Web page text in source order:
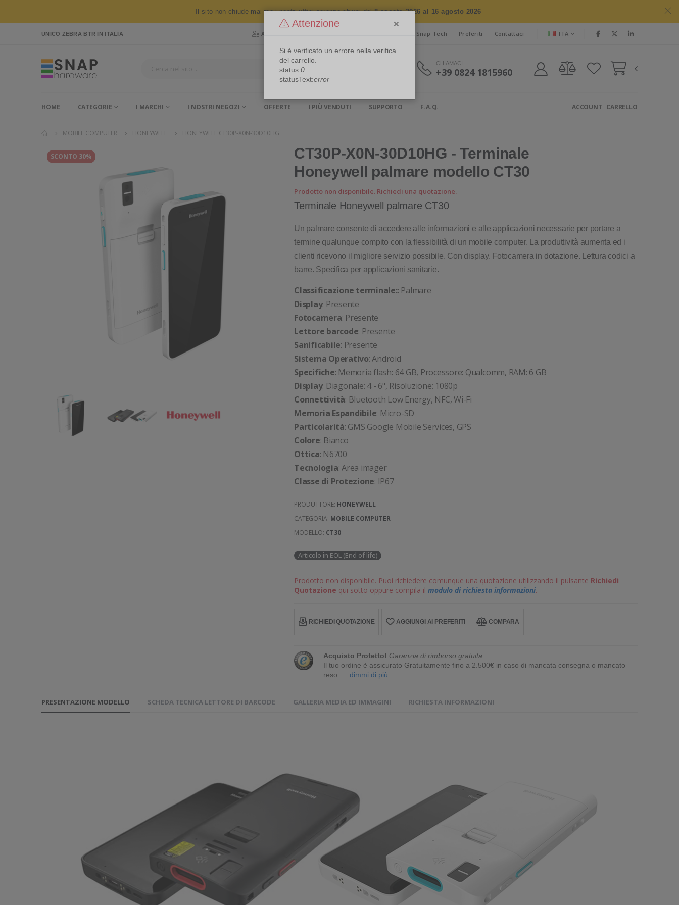
Il sito non chiude mai ma i nostri uffici saranno chiusi dal8 agosto 2026 al 16 agosto 2026
UNICO ZEBRA BTR IN ITALIA Area Riservata Snap Tech Preferiti Contattaci ITA
CHIAMACI
+39 0824 1815960
HOME CATEGORIE I MARCHI I NOSTRI NEGOZI OFFERTE I PIÙ VENDUTI SUPPORTO F.A.Q. CARRELLO
ACCOUNT
MOBILE COMPUTER HONEYWELL HONEYWELL CT30P-X0N-30D10HG
SCONTO 30%
CT30P-X0N-30D10HG - Terminale
Honeywell palmare modello CT30
Prodotto non disponibile. Richiedi una quotazione.
Terminale Honeywell palmare CT30
Un palmare consente di accedere alle informazioni e alle applicazioni necessarie per portare a
termine qualunque compito con la flessibilità di un mobile computer. La produttività aumenta ed i
clienti ricevono il migliore servizio possibile. Con display. Fotocamera in dotazione. Lettura codici a
barre. Specifica per applicazioni sanitarie.
Classificazione terminale:: Palmare
Display: Presente
Fotocamera: Presente
Lettore barcode: Presente
Sanificabile: Presente
Sistema Operativo: Android
Specifiche: Memoria flash: 64 GB, Processore: Qualcomm, RAM: 6 GB
Display: Diagonale: 4 - 6", Risoluzione: 1080p
Connettività: Bluetooth Low Energy, NFC, Wi-Fi
Memoria Espandibile: Micro-SD
Particolarità: GMS Google Mobile Services, GPS
Colore: Bianco
Ottica: N6700
Tecnologia: Area imager
Classe di Protezione: IP67
PRODUTTORE: HONEYWELL
CATEGORIA: MOBILE COMPUTER
MODELLO: CT30
Articolo in EOL (End of life)
Prodotto non disponibile. Puoi richiedere comunque una quotazione utilizzando il pulsante Richiedi
Quotazione qui sotto oppure compila il modulo di richiesta informazioni.
RICHIEDI QUOTAZIONE AGGIUNGI AI PREFERITI COMPARA
Acquisto Protetto! Garanzia di rimborso gratuita
Il tuo ordine è assicurato Gratuitamente fino a 2.500€ in caso di mancata consegna o mancato
reso.
... dimmi di più
PRESENTAZIONE MODELLO SCHEDA TECNICA LETTORE DI BARCODE GALLERIA MEDIA ED IMMAGINI RICHIESTA INFORMAZIONI
Attenzione ×
Si è verificato un errore nella verifica
del carrello.
status:0
statusText:error